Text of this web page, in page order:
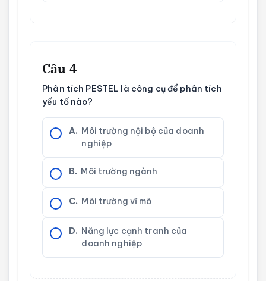
Câu 4
Phân tích PESTEL là công cụ để phân tích
yếu tố nào?
A. Môi trường nội bộ của doanh
nghiệp
B. Môi trường ngành
C. Môi trường vĩ mô
D. Năng lực cạnh tranh của
doanh nghiệp